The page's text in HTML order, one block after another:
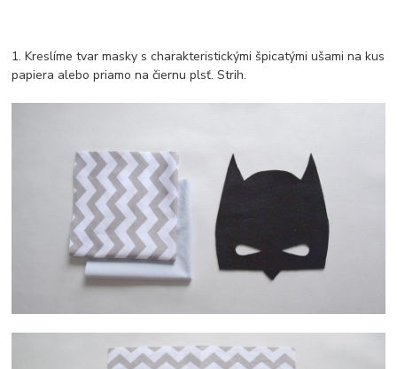
1. Kreslíme tvar masky s charakteristickými špicatými ušami na kus
papiera alebo priamo na čiernu plsť. Strih.